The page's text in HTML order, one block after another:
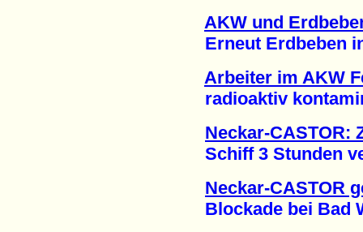
AKW und
Erneut Erdbeben in
Arbeiter im AKW
radioaktiv
Neckar-CASTOR:
Schiff 3 Stunden
Neckar-CASTOR
Blockade bei Bad